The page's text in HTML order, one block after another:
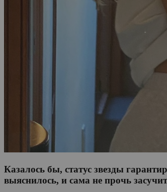
Казалось бы, статус звезды
выяснилось, и сама не прочь